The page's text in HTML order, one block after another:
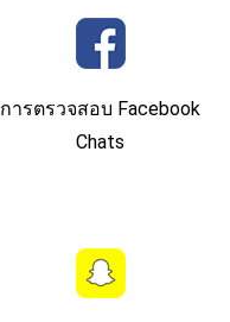
การตรวจสอบ Facebook
Chats